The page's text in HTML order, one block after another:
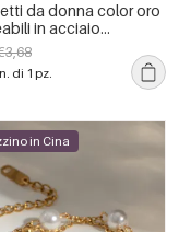
da donna color oro
in acciaio
classico a tinta
di 1 pz.
in Cina